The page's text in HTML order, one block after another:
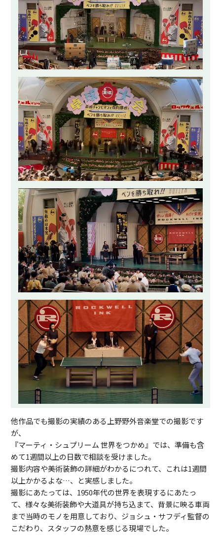
他作品でも撮影の実績のある上野野外音楽堂での撮影です
が、
『マーティ・シュプリーム 世界をつかめ』では、準備も含
めて1週間以上の日数で相談を受けました。
撮影内容や美術装飾の詳細がわかるにつれて、これは1週間
以上かかるよな…、と実感しました。
撮影にあたっては、1950年代の世界を表現するにあたっ
て、様々な美術装飾や大道具が持ち込まて、背景に映る車両
まで当時のモノを用意しており、ジョシュ・サフディ監督の
こだわり、スタッフの熱意を感じる現場でした。